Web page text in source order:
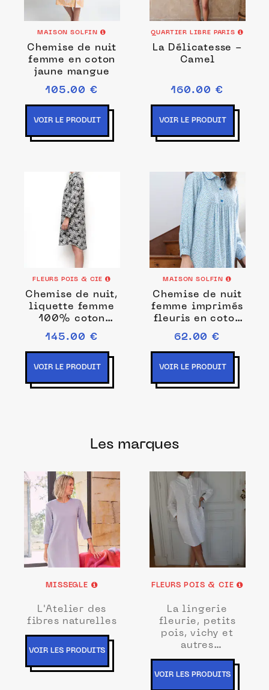
MAISON SOLFIN
Chemise de nuit
femme en coton
jaune mangue
105.00 €
VOIR LE PRODUIT
QUARTIER LIBRE PARIS
La Délicatesse -
Camel
160.00 €
VOIR LE PRODUIT
FLEURS POIS & CIE
Chemise de nuit,
liquette femme
100% coton
fabrication
française
145.00 €
VOIR LE PRODUIT
MAISON SOLFIN
Chemise de nuit
femme imprimés
fleuris en coton
pétales bleues
62.00 €
VOIR LE PRODUIT
Les marques
MISSEGLE
L'Atelier des
fibres naturelles
VOIR LES PRODUITS
FLEURS POIS & CIE
La lingerie
fleurie, petits
pois, vichy et
autres
arabesques.
VOIR LES PRODUITS